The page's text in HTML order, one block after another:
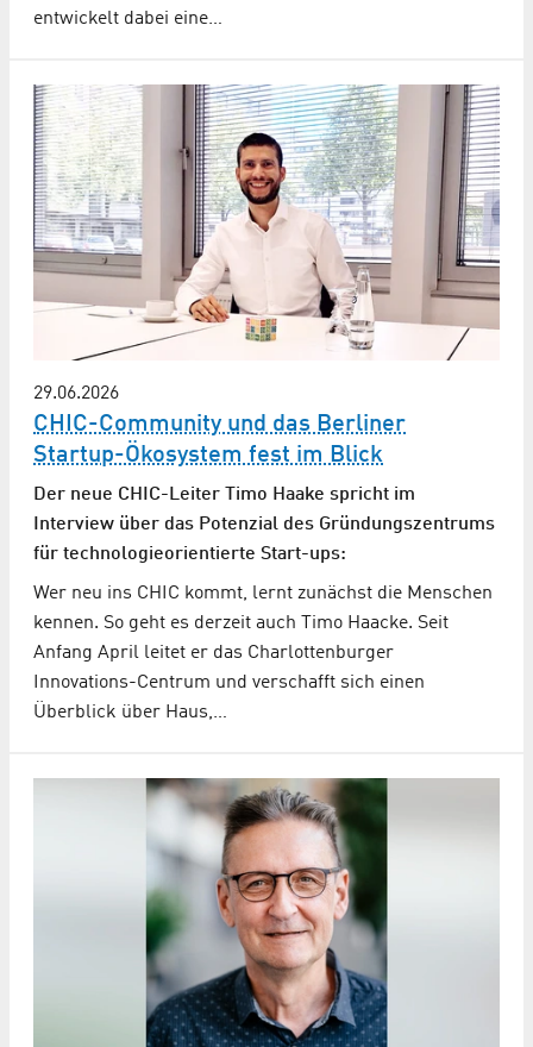
entwickelt dabei eine…
29.06.2026
CHIC-Community und das Berliner
Startup-Ökosystem fest im Blick
Der neue CHIC-Leiter Timo Haake spricht im
Interview über das Potenzial des Gründungszentrums
für technologieorientierte Start-ups:
Wer neu ins CHIC kommt, lernt zunächst die Menschen
kennen. So geht es derzeit auch Timo Haacke. Seit
Anfang April leitet er das Charlottenburger
Innovations-Centrum und verschafft sich einen
Überblick über Haus,…